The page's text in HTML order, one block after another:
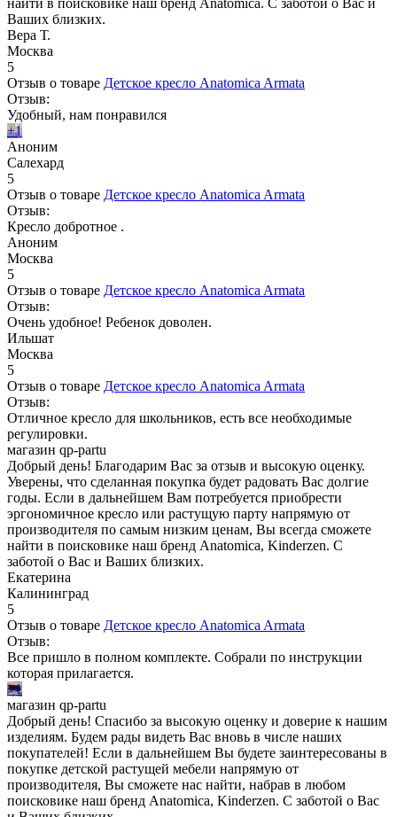
Ваших близких.
Вера Т.
Москва
5
Отзыв о товаре Детское кресло Anatomica Armata
Отзыв:
Удобный, нам понравился
+1
Аноним
Салехард
5
Отзыв о товаре Детское кресло Anatomica Armata
Отзыв:
Кресло добротное .
Аноним
Москва
5
Отзыв о товаре Детское кресло Anatomica Armata
Отзыв:
Очень удобное! Ребенок доволен.
Ильшат
Москва
5
Отзыв о товаре Детское кресло Anatomica Armata
Отзыв:
Отличное кресло для школьников, есть все необходимые
регулировки.
магазин qp-partu
Добрый день! Благодарим Вас за отзыв и высокую оценку.
Уверены, что сделанная покупка будет радовать Вас долгие
годы. Если в дальнейшем Вам потребуется приобрести
эргономичное кресло или растущую парту напрямую от
производителя по самым низким ценам, Вы всегда сможете
найти в поисковике наш бренд Anatomica, Kinderzen. С
заботой о Вас и Ваших близких.
Екатерина
Калининград
5
Отзыв о товаре Детское кресло Anatomica Armata
Отзыв:
Все пришло в полном комплекте. Собрали по инструкции
которая прилагается.
+1
магазин qp-partu
Добрый день! Спасибо за высокую оценку и доверие к нашим
изделиям. Будем рады видеть Вас вновь в числе наших
покупателей! Если в дальнейшем Вы будете заинтересованы в
покупке детской растущей мебели напрямую от
производителя, Вы сможете нас найти, набрав в любом
поисковике наш бренд Anatomica, Kinderzen. С заботой о Вас